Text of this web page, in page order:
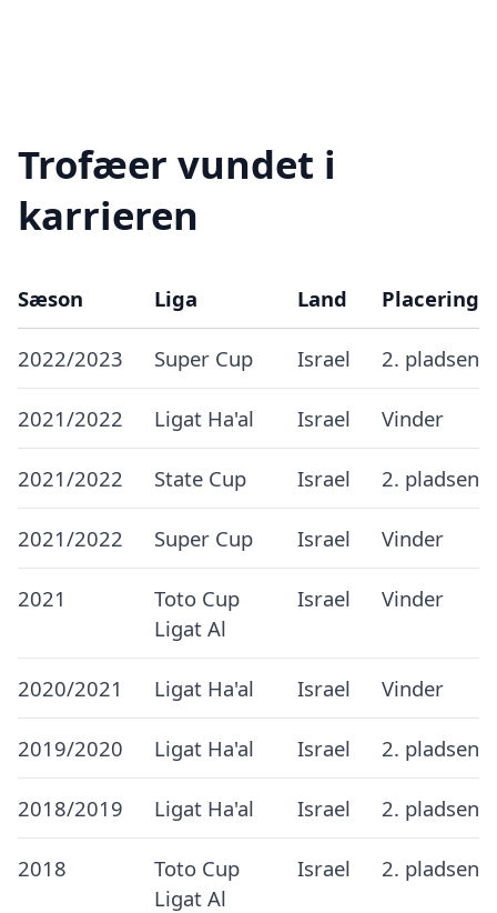
Trofæer vundet i
karrieren
Sæson Liga Land Placering
2022/2023 Super Cup Israel 2. pladsen
2021/2022 Ligat Ha'al Israel Vinder
2021/2022 State Cup Israel 2. pladsen
2021/2022 Super Cup Israel Vinder
2021
Toto Cup
Ligat Al
Israel Vinder
2020/2021 Ligat Ha'al Israel Vinder
2019/2020 Ligat Ha'al Israel 2. pladsen
2018/2019 Ligat Ha'al Israel 2. pladsen
2018
Toto Cup
Ligat Al
Israel 2. pladsen